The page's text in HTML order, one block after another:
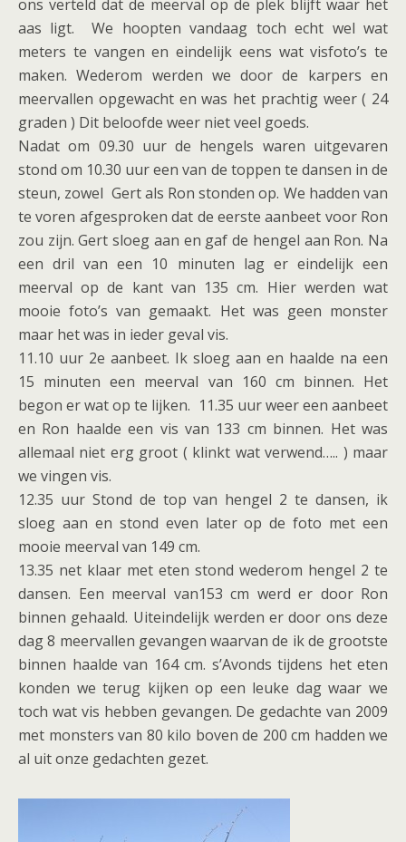
ons verteld dat de meerval op de plek blijft waar het
aas ligt. We hoopten vandaag toch echt wel wat
meters te vangen en eindelijk eens wat visfoto’s te
maken. Wederom werden we door de karpers en
meervallen opgewacht en was het prachtig weer ( 24
graden ) Dit beloofde weer niet veel goeds.
Nadat om 09.30 uur de hengels waren uitgevaren
stond om 10.30 uur een van de toppen te dansen in de
steun, zowel Gert als Ron stonden op. We hadden van
te voren afgesproken dat de eerste aanbeet voor Ron
zou zijn. Gert sloeg aan en gaf de hengel aan Ron. Na
een dril van een 10 minuten lag er eindelijk een
meerval op de kant van 135 cm. Hier werden wat
mooie foto’s van gemaakt. Het was geen monster
maar het was in ieder geval vis.
11.10 uur 2e aanbeet. Ik sloeg aan en haalde na een
15 minuten een meerval van 160 cm binnen. Het
begon er wat op te lijken. 11.35 uur weer een aanbeet
en Ron haalde een vis van 133 cm binnen. Het was
allemaal niet erg groot ( klinkt wat verwend….. ) maar
we vingen vis.
12.35 uur Stond de top van hengel 2 te dansen, ik
sloeg aan en stond even later op de foto met een
mooie meerval van 149 cm.
13.35 net klaar met eten stond wederom hengel 2 te
dansen. Een meerval van153 cm werd er door Ron
binnen gehaald. Uiteindelijk werden er door ons deze
dag 8 meervallen gevangen waarvan de ik de grootste
binnen haalde van 164 cm. s’Avonds tijdens het eten
konden we terug kijken op een leuke dag waar we
toch wat vis hebben gevangen. De gedachte van 2009
met monsters van 80 kilo boven de 200 cm hadden we
al uit onze gedachten gezet.